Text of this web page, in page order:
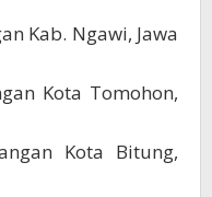
Kab. Ngawi, Jawa
Kota Tomohon,
Kota Bitung,